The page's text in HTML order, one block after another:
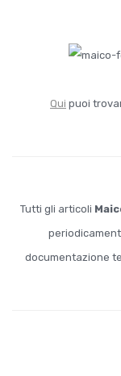
Qui puoi
Tutti gli articoli
documentazione